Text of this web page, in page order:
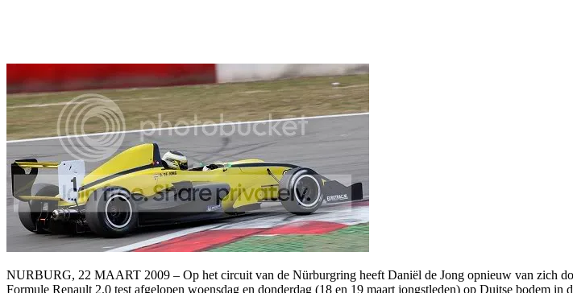
NURBURG, 22 MAART 2009 – Op het circuit van de Nürburgring heeft Daniël de Jong opnieuw van zich
Formule Renault 2.0 test afgelopen woensdag en donderdag (18 en 19 maart jongstleden) op Duitse bodem